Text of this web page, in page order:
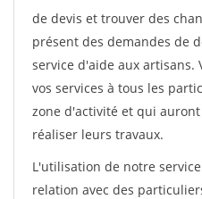
de devis et trouver des
présent des demandes de
service d'aide aux artisans.
vos services à tous les
zone d'activité et qui
réaliser leurs travaux.
L'utilisation de notre
relation avec des